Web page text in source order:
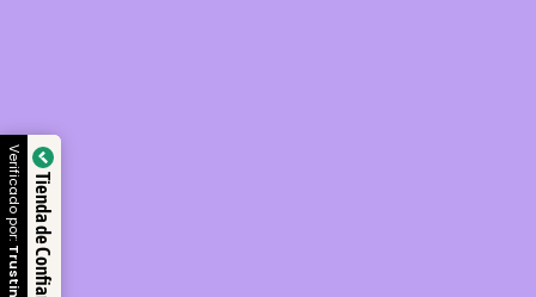
Tienda de Confianza
Verificado por: